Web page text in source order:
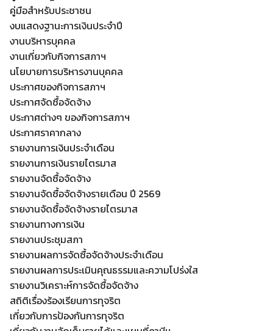
Search
for:
คู่มือสำหรับประชาชน
งบแสดงฐานะการเงินประจำปี
งานบริหารบุคคล
งานเกี่ยวกับกิจการสภาฯ
นโยบายการบริหารงานบุคคล
ประกาศของกิจการสภาฯ
ประกาศจัดซื้อจัดจ้าง
ประกาศต่างๆ ของกิจการสภาฯ
ประกาศราคากลาง
รายงานการเงินประจำเดือน
รายงานการเงินรายไตรมาส
รายงานจัดซื้อจัดจ้าง
รายงานจัดซื้อจัดจ้างรายเดือน ปี 2569
รายงานจัดซื้อจัดจ้างรายไตรมาส
รายงานทางการเงิน
รายงานประชุมสภา
รายงานผลการจัดซื้อจัดจ้างประจำเดือน
รายงานผลการประเมินคุณธรรมและความโปร่งใส
รายงานวิเคราะห์การจัดซื้อจัดจ้าง
สถิติเรื่องร้องเรียนการทุจริต
เกี่ยวกับการป้องกันการทุจริต